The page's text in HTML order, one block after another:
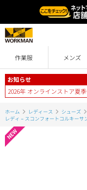
作業服 メンズ
お知らせ
2026年 オンラインストア夏
ホーム レディース シューズ
レディ－スコンフォートコルキーサ